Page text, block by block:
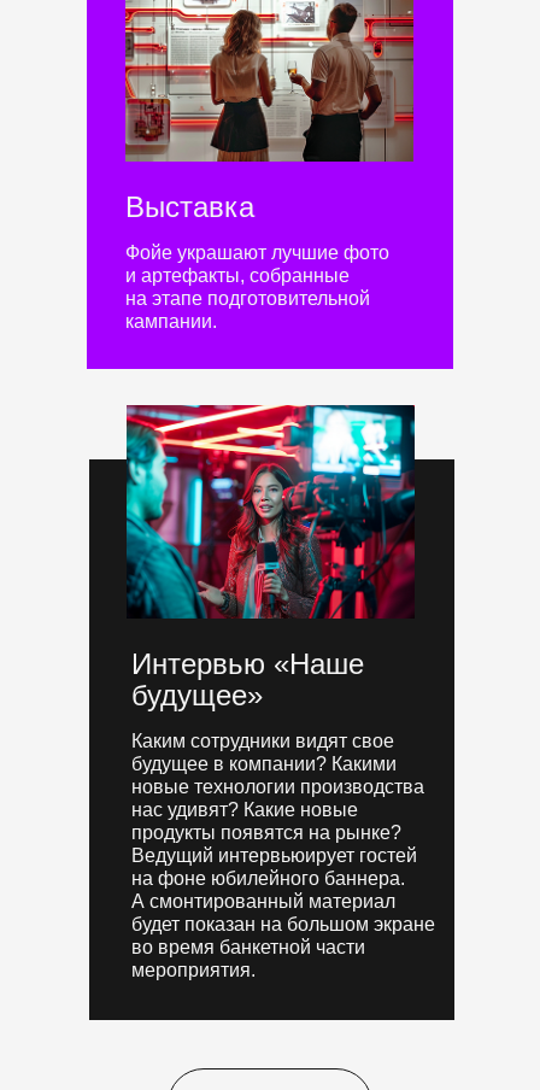
Выставка
Каким сотрудники видят свое
будущее в компании? Какими
новые технологии производства
нас удивят? Какие новые
продукты появятся на рынке?
Ведущий интервьюирует гостей
на фоне юбилейного баннера.
А смонтированный материал
будет показан на большом экране
во время банкетной части
мероприятия.
Интервью «Наше
будущее»
Фойе украшают лучшие фото
и артефакты, собранные
на этапе подготовительной
кампании.